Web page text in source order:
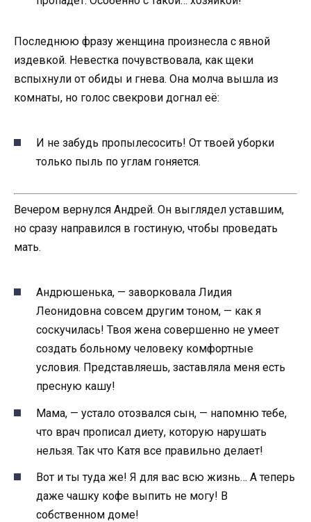
Последнюю фразу женщина произнесла с явной
издевкой. Невестка почувствовала, как щеки
вспыхнули от обиды и гнева. Она молча вышла из
комнаты, но голос свекрови догнал её:
И не забудь пропылесосить! От твоей уборки
только пыль по углам гоняется.
Вечером вернулся Андрей. Он выглядел уставшим,
но сразу направился в гостиную, чтобы проведать
мать.
Андрюшенька, — заворковала Лидия
Леонидовна совсем другим тоном, — как я
соскучилась! Твоя жена совершенно не умеет
создать больному человеку комфортные
условия. Представляешь, заставляла меня есть
пресную кашу!
Мама, — устало отозвался сын, — напомню тебе,
что врач прописал диету, которую нарушать
нельзя. Так что Катя все правильно делает!
Вот и ты туда же! Я для вас всю жизнь… А теперь
даже чашку кофе выпить не могу! В
собственном доме!